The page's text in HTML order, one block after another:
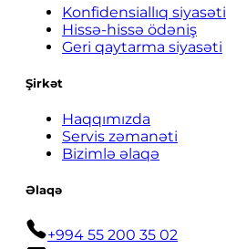
Konfidensiallıq siyasəti
Hissə-hissə ödəniş
Geri qaytarma siyasəti
Şirkət
Haqqımızda
Servis zəmanəti
Bizimlə əlaqə
Əlaqə
+994 55 200 35 02